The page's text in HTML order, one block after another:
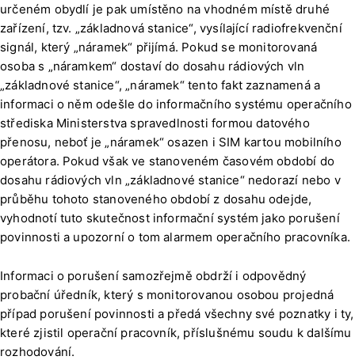
určeném obydlí je pak umístěno na vhodném místě druhé
zařízení, tzv. „základnová stanice“, vysílající radiofrekvenční
signál, který „náramek“ přijímá. Pokud se monitorovaná
osoba s „náramkem“ dostaví do dosahu rádiových vln
„základnové stanice“, „náramek“ tento fakt zaznamená a
informaci o něm odešle do informačního systému operačního
střediska Ministerstva spravedlnosti formou datového
přenosu, neboť je „náramek“ osazen i SIM kartou mobilního
operátora. Pokud však ve stanoveném časovém období do
dosahu rádiových vln „základnové stanice“ nedorazí nebo v
průběhu tohoto stanoveného období z dosahu odejde,
vyhodnotí tuto skutečnost informační systém jako porušení
povinnosti a upozorní o tom alarmem operačního pracovníka.
Informaci o porušení samozřejmě obdrží i odpovědný
probační úředník, který s monitorovanou osobou projedná
případ porušení povinnosti a předá všechny své poznatky i ty,
které zjistil operační pracovník, příslušnému soudu k dalšímu
rozhodování.